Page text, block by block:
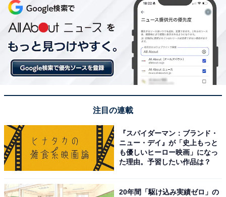
注目の連載
『スパイダーマン：ブランド・
ニュー・デイ』が「史上もっと
も優しいヒーロー映画」になっ
た理由。予習したい作品は？
20年間「駆け込み実績ゼロ」の